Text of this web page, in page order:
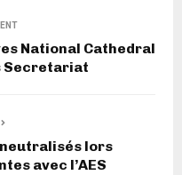
National Cathedral
Secretariat
lors
avec l’AES